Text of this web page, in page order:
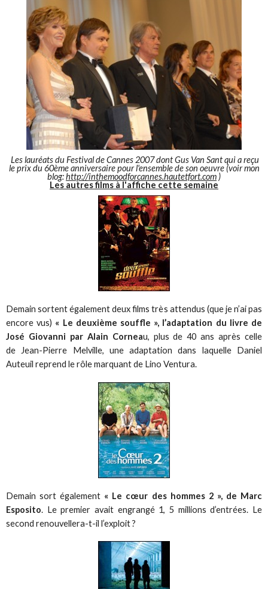
Les lauréats du Festival de Cannes 2007 dont Gus Van Sant qui a reçu
le prix du 60ème anniversaire pour l'ensemble de son oeuvre (voir mon
blog:http://inthemoodforcannes.hautetfort.com )
Les autres films à l'affiche cette semaine
Demain sortent également deux films très attendus (que je n’ai pas
encore vus) « Le deuxième souffle », l’adaptation du livre de
José Giovanni par Alain Corneau, plus de 40 ans après celle
de Jean-Pierre Melville, une adaptation dans laquelle Daniel
Auteuil reprend le rôle marquant de Lino Ventura.
Demain sort également « Le cœur des hommes 2 », de Marc
Esposito. Le premier avait engrangé 1, 5 millions d’entrées. Le
second renouvellera-t-il l’exploit ?